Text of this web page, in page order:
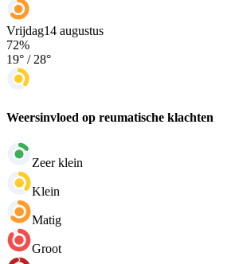
Vrijdag14 augustus
72%
19° / 28°
Weersinvloed op reumatische klachten
Zeer klein
Klein
Matig
Groot